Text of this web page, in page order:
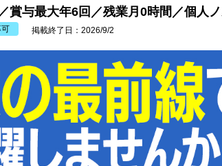
賞与最大年6回／残業月0時間／個人
掲載終了日：2026/9/2